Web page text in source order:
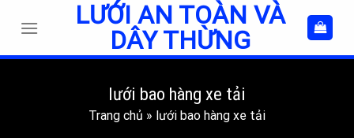
LƯỚI AN TOÀN VÀ
DÂY THỪNG
lưới bao hàng xe tải
Trang chủ » lưới bao hàng xe tải